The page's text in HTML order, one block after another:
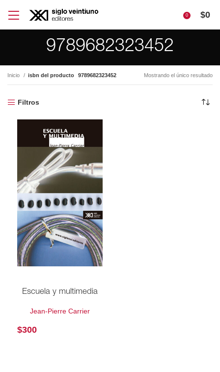
0 $0
9789682323452
Inicio isbn del producto 9789682323452 Mostrando el único resultado
Filtros
Escuela y multimedia
Jean-Pierre Carrier
$300